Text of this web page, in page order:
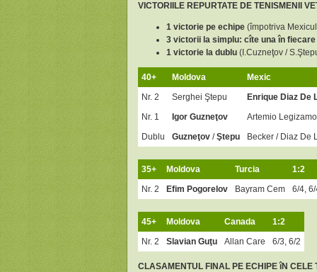
VICTORIILE REPURTATE DE TENISMENII
1 victorie pe echipe (împotriva
3 victorii la simplu: cîte una în
1 victorie la dublu (I.Cuzneţov /
40+ Moldova
Mexic
Nr. 2
Serghei Ştepu
Enrique Diaz De
Nr. 1
Igor Guzneţov
Artemio Legizamo
Dublu
Guzneţov /Ştepu Becker / Diaz De
35+ Moldova Turcia
1:2
Nr. 2
Efim Pogorelov Bayram Cem 6/4,
45+ Moldova Canada
1:2
Nr. 2
Slavian Guţu Allan Care 6/3, 6/2
CLASAMENTUL FINAL PE ECHIPEîN CELE